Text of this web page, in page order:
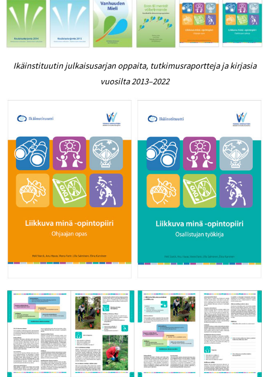
Ikäinstituutin julkaisusarjan oppaita, tutkimusraportteja ja kirjasia
vuosilta 2013–2022